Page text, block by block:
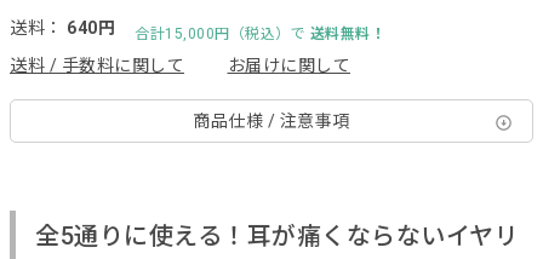
送料： 640円 合計15,000円（税込）で 送料無料！
送料 / 手数料に関して お届けに関して
商品仕様 / 注意事項
全5通りに使える！耳が痛くならないイヤリ